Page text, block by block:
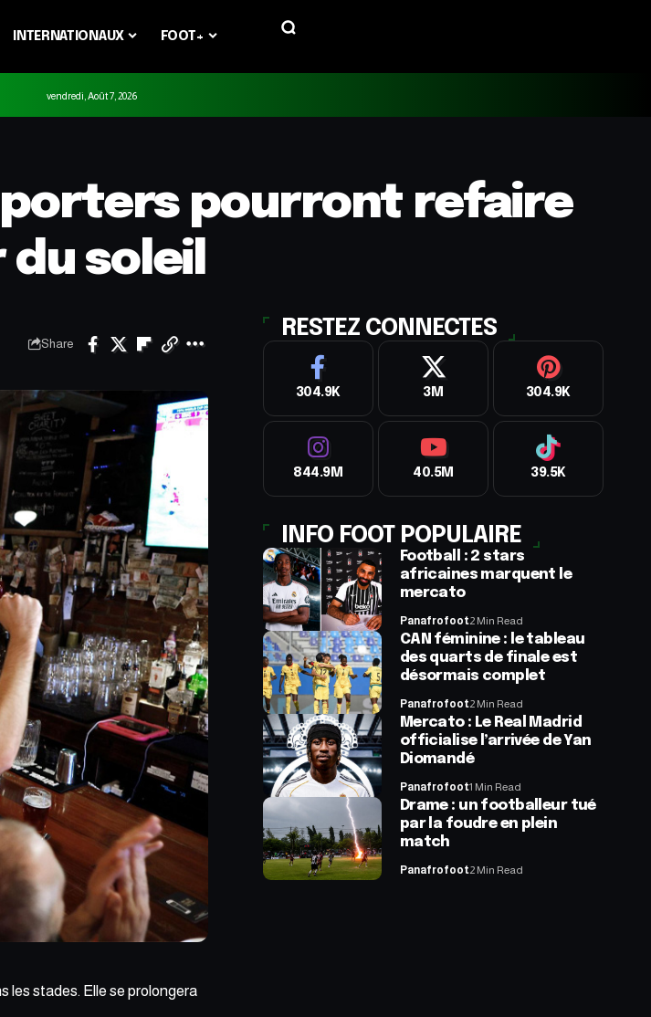
INTERNATIONAUX FOOT+
vendredi, Août 7, 2026
pourront refaire
du soleil
Share
les stades. Elle se prolongera
RESTEZ CONNECTES
304.9K 3M 304.9K
844.9M 40.5M 39.5K
INFO FOOT POPULAIRE
Football : 2 stars
africaines marquent le
mercato
Panafrofoot2 Min Read
CAN féminine : le tableau
des quarts de finale est
désormais complet
Panafrofoot2 Min Read
Mercato : Le Real Madrid
officialise l’arrivée de Yan
Diomandé
Panafrofoot1 Min Read
Drame : un footballeur tué
par la foudre en plein
match
Panafrofoot2 Min Read